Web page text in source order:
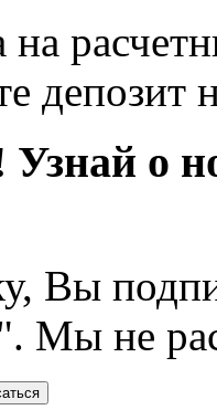
на
депозит
о
Вы
Мы не